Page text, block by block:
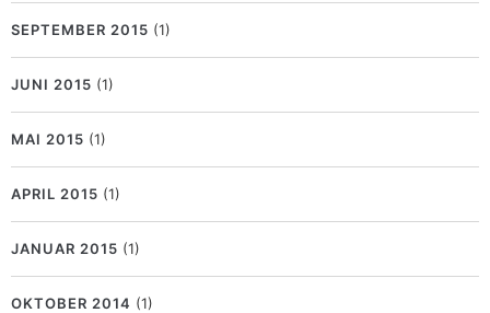
SEPTEMBER 2015 (1)
JUNI 2015 (1)
MAI 2015 (1)
APRIL 2015 (1)
JANUAR 2015 (1)
OKTOBER 2014 (1)